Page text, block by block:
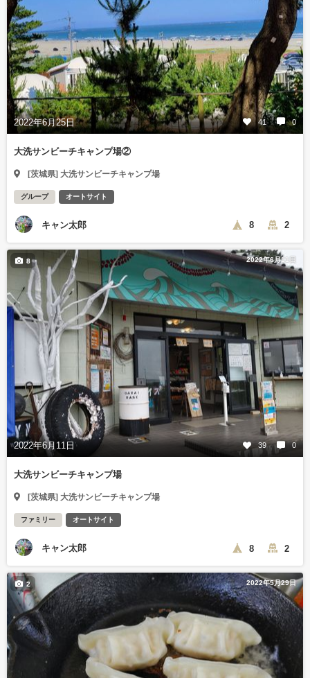
2022年6月25日 41 0
大洗サンビーチキャンプ場②
[茨城県] 大洗サンビーチキャンプ場
グループ オートサイト
キャン太郎 8 2
2022年6月11日
2022年6月11日 39 0
8
大洗サンビーチキャンプ場
[茨城県] 大洗サンビーチキャンプ場
ファミリー オートサイト
キャン太郎 8 2
2022年5月29日
2